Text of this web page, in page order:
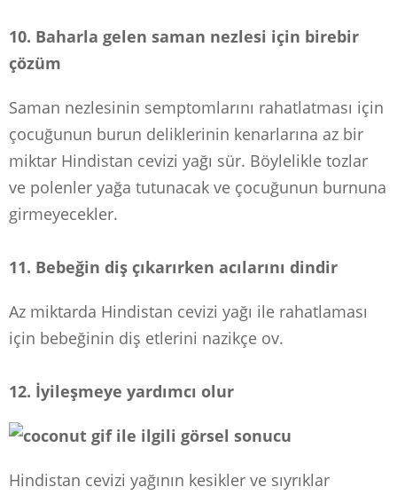
10. Baharla gelen saman nezlesi için birebir
çözüm
Saman nezlesinin semptomlarını rahatlatması için
çocuğunun burun deliklerinin kenarlarına az bir
miktar Hindistan cevizi yağı sür. Böylelikle tozlar
ve polenler yağa tutunacak ve çocuğunun burnuna
girmeyecekler.
11. Bebeğin diş çıkarırken acılarını dindir
Az miktarda Hindistan cevizi yağı ile rahatlaması
için bebeğinin diş etlerini nazikçe ov.
12. İyileşmeye yardımcı olur
Hindistan cevizi yağının kesikler ve sıyrıklar